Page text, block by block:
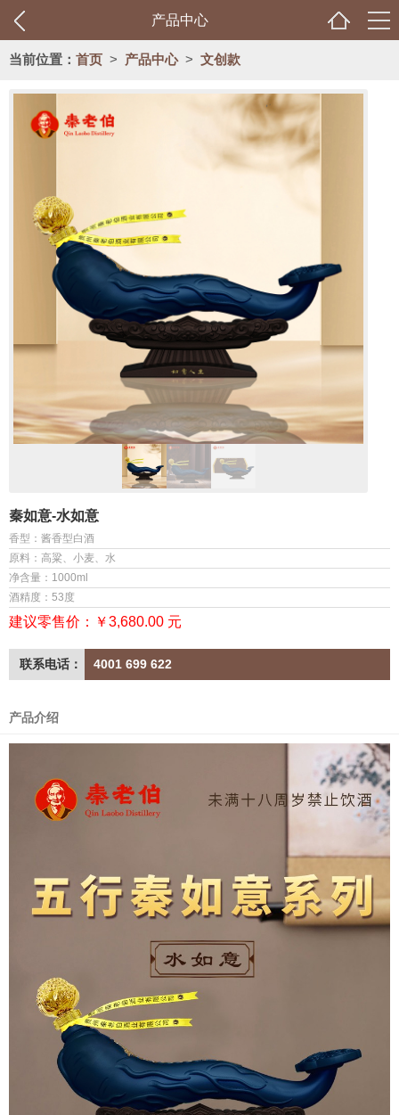
产品中心
当前位置： 首页 > 产品中心 > 文创款
秦如意-水如意
香型：酱香型白酒
原料：高粱、小麦、水
净含量：1000ml
酒精度：53度
建议零售价：￥3,680.00 元
联系电话： 4001 699 622
产品介绍